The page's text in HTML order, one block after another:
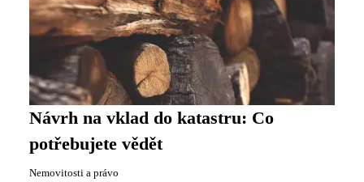
Návrh na vklad do katastru: Co
potřebujete vědět
Nemovitosti a právo